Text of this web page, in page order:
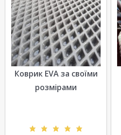
Коврик EVA за своїми
розмірами